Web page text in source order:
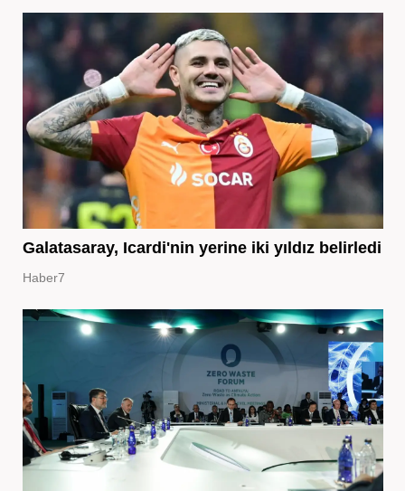
Galatasaray, Icardi'nin yerine iki yıldız belirledi
Haber7